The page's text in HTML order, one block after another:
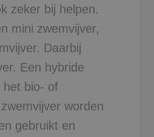
zeker bij helpen.
mini zwemvijver,
Daarbij
Een hybride
het bio- of
worden
gebruikt en